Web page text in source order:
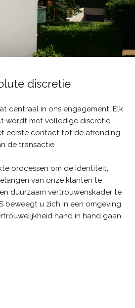
discretie
centraal in ons engagement. Elk
wordt met volledige discretie
eerste contact tot de afronding
de transactie.
processen om de identiteit,
van onze klanten te
duurzaam vertrouwenskader te
beweegt u zich in een omgeving
hand in hand gaan.